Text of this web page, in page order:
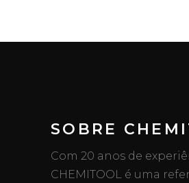
SOBRE
Com 20 anos de
CHEMITOOL é uma